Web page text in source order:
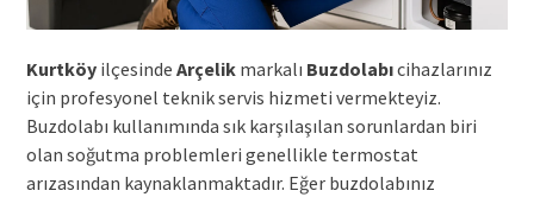
Kurtköyilçesinde Arçelikmarkalı Buzdolabıcihazlarınız
için profesyonel teknik servis hizmeti vermekteyiz.
Buzdolabı kullanımında sık karşılaşılan sorunlardan biri
olan soğutma problemleri genellikle termostat
arızasından kaynaklanmaktadır. Eğer buzdolabınız